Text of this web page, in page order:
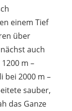
einem Tief
über
auch
m –
bei 2000 m –
sauber,
das Ganze